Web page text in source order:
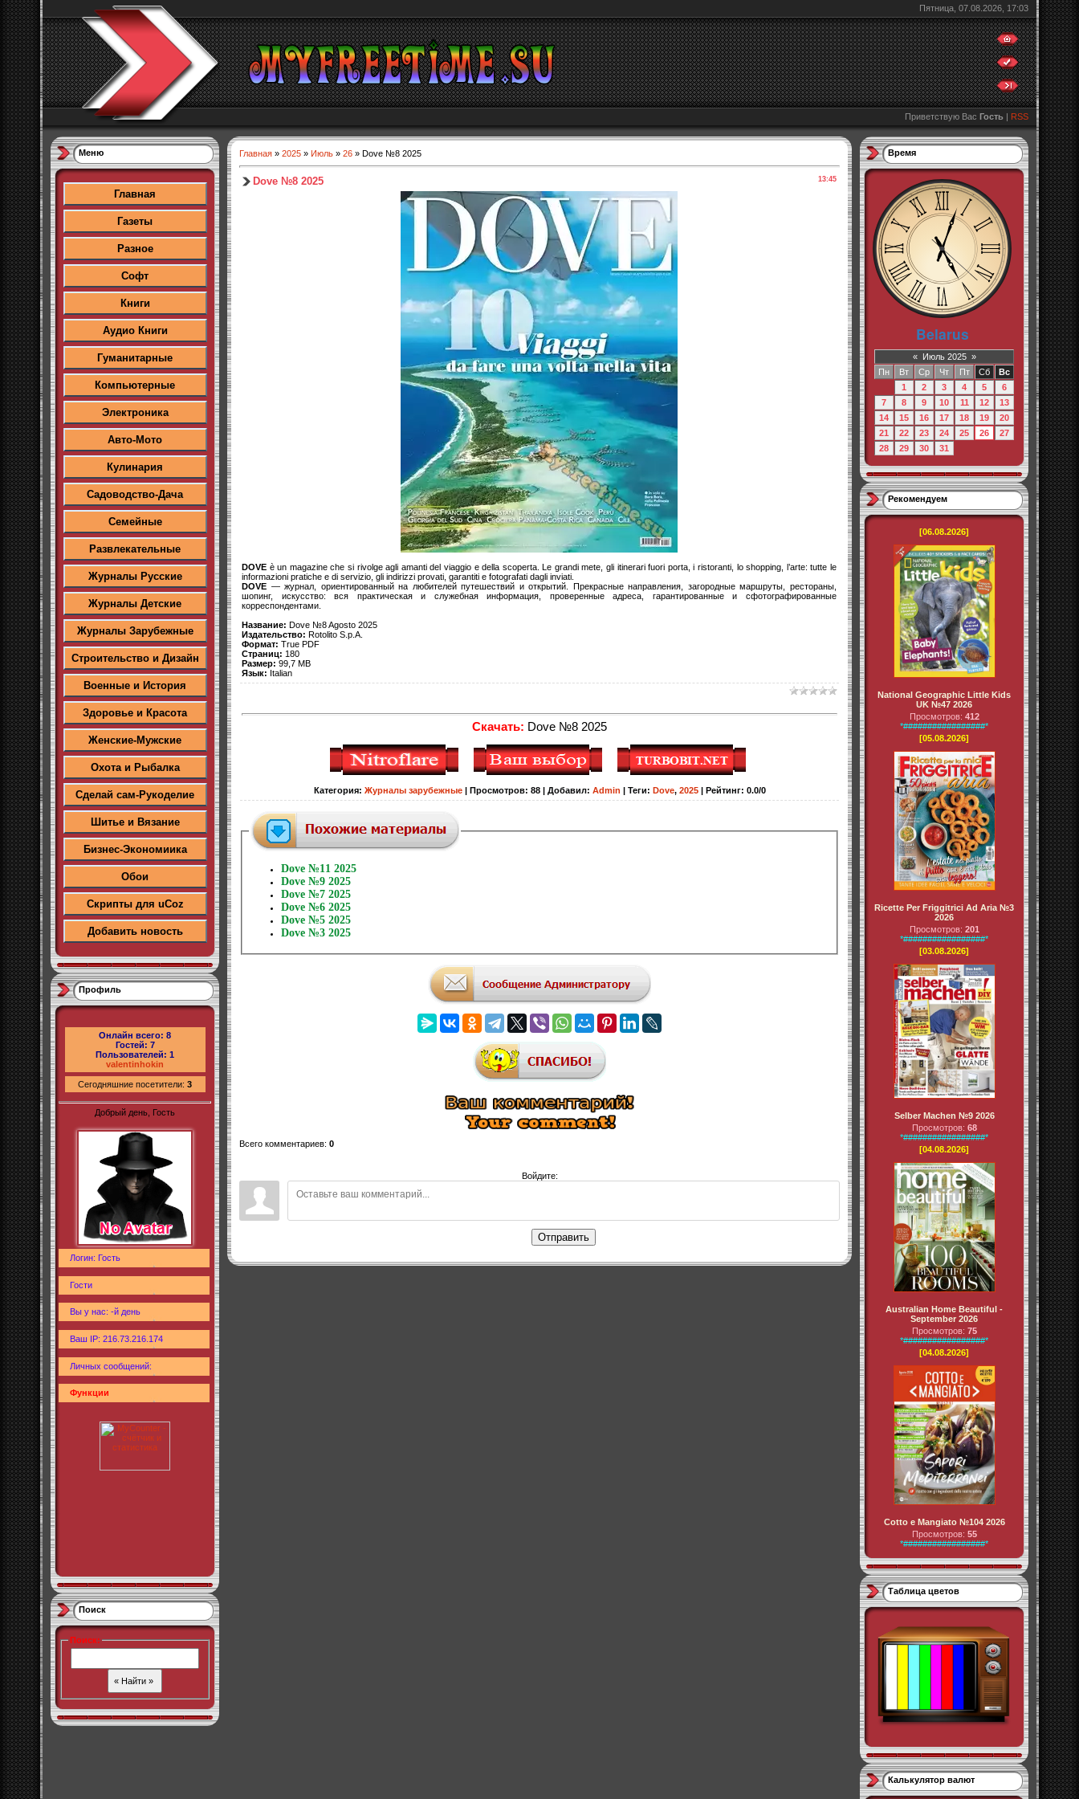
Пятница, 07.08.2026, 17:03
Приветствую Вас Гость | RSS
Меню
Главная
Газеты
Разное
Софт
Книги
Аудио Книги
Гуманитарные
Компьютерные
Электроника
Авто-Мото
Кулинария
Садоводство-Дача
Семейные
Развлекательные
Журналы Русские
Журналы Детские
Журналы Зарубежные
Строительство и Дизайн
Военные и История
Здоровье и Красота
Женские-Мужские
Охота и Рыбалка
Сделай сам-Рукоделие
Шитье и Вязание
Бизнес-Экономиика
Обои
Скрипты для uCoz
Добавить новость
Профиль
Онлайн всего: 8
Гостей: 7
Пользователей: 1
valentinhokin
Сегодняшние посетители: 3
Добрый день, Гость
Логин: Гость
Гости
Вы у нас: -й день
Ваш IP: 216.73.216.174
Личных сообщений:
Функции
Поиск
Поиск:
Главная » 2025 » Июль » 26 » Dove №8 2025
13:45
Dove №8 2025
DOVE è un magazine che si rivolge agli amanti del viaggio e della scoperta. Le grandi mete, gli itinerari fuori porta, i ristoranti, lo shopping, l’arte: tutte le
informazioni pratiche e di servizio, gli indirizzi provati, garantiti e fotografati dagli inviati.
DOVE — журнал, ориентированный на любителей путешествий и открытий. Прекрасные направления, загородные маршруты, рестораны,
шопинг, искусство: вся практическая и служебная информация, проверенные адреса, гарантированные и сфотографированные
корреспондентами.
Название: Dove №8 Agosto 2025
Издательство: Rotolito S.p.A.
Формат: True PDF
Страниц: 180
Размер: 99,7 MB
Язык: Italian
Скачать: Dove №8 2025
Категория: Журналы зарубежные| Просмотров: 88| Добавил: Admin Теги: Dove, 2025 Рейтинг: 0.0/0
Dove №11 2025
Dove №9 2025
Dove №7 2025
Dove №6 2025
Dove №5 2025
Dove №3 2025
Всего комментариев: 0
Войдите:
Отправить
Время
« Июль 2025 »
Пн
Вт Ср Чт Пт Сб
Вс
1
2 3 4 5
6
7
8 9 10 11 12
13
14
15 16 17 18 19
20
21
22 23 24 25 26
27
28
29 30 31
Рекомендуем
[06.08.2026]
National Geographic Little Kids
UK №47 2026
Просмотров: 412
*#################*
[05.08.2026]
Ricette Per Friggitrici Ad Aria №3
2026
Просмотров: 201
*#################*
[03.08.2026]
Selber Machen №9 2026
Просмотров: 68
*#################*
[04.08.2026]
Australian Home Beautiful -
September 2026
Просмотров: 75
*#################*
[04.08.2026]
Cotto e Mangiato №104 2026
Просмотров: 55
*#################*
Таблица цветов
Калькулятор валют